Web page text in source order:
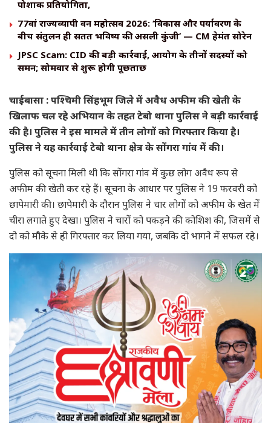
पोशाक प्रतियोगिता,
77वां राज्यव्यापी वन महोत्सव 2026: ‘विकास और पर्यावरण के
बीच संतुलन ही सतत भविष्य की असली कुंजी’ — CM हेमंत सोरेन
JPSC Scam: CID की बड़ी कार्रवाई, आयोग के तीनों सदस्यों को
समन; सोमवार से शुरू होगी पूछताछ
चाईबासा : पश्चिमी सिंहभूम जिले में अवैध अफीम की खेती के
खिलाफ चल रहे अभियान के तहत टेबो थाना पुलिस ने बड़ी कार्रवाई
की है। पुलिस ने इस मामले में तीन लोगों को गिरफ्तार किया है।
पुलिस ने यह कार्रवाई टेबो थाना क्षेत्र के सोंगरा गांव में की।
पुलिस को सूचना मिली थी कि सोंगरा गांव में कुछ लोग अवैध रूप से
अफीम की खेती कर रहे हैं। सूचना के आधार पर पुलिस ने 19 फरवरी को
छापेमारी की। छापेमारी के दौरान पुलिस ने चार लोगों को अफीम के खेत में
चीरा लगाते हुए देखा। पुलिस ने चारों को पकड़ने की कोशिश की, जिसमें से
दो को मौके से ही गिरफ्तार कर लिया गया, जबकि दो भागने में सफल रहे।